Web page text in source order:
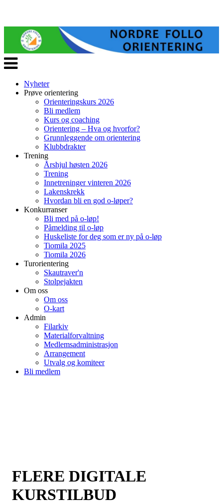
Veksle
navigasjon
Nyheter
Prøve orientering
Orienteringskurs 2026
Bli medlem
Kurs og coaching
Orientering – Hva og hvorfor?
Grunnleggende om orientering
Klubbdrakter
Trening
Årshjul høsten 2026
Trening
Innetreninger vinteren 2026
Lakenskrekk
Hvordan bli en god o-løper?
Konkurranser
Bli med på o-løp!
Påmelding til o-løp
Huskeliste for deg som er ny på o-løp
Tiomila 2025
Tiomila 2026
Turorientering
Skautraver'n
Stolpejakten
Om oss
Om oss
O-kart
Admin
Filarkiv
Materialforvaltning
Medlemsadministrasjon
Arrangement
Utvalg og komiteer
Bli medlem
FLERE DIGITALE
KURSTILBUD